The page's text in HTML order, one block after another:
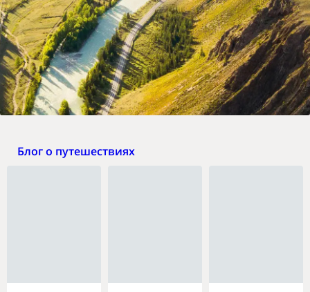
Блог о путешествиях